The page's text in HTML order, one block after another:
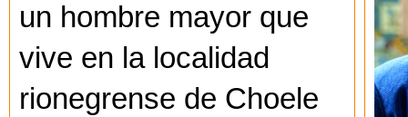
un hombre mayor que
vive en la localidad
rionegrense de Choele